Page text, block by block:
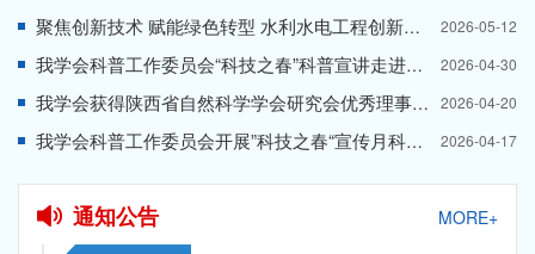
聚焦创新技术 赋能绿色转型 水利水电工程创新技术发展研讨会在安康成功举办 2026-05-12
我学会科普工作委员会“科技之春”科普宣讲走进西安理工大学附属小学 2026-04-30
我学会获得陕西省自然科学学会研究会优秀理事单位荣誉称号 2026-04-20
我学会科普工作委员会开展”科技之春“宣传月科普宣讲活动 2026-04-17
通知公告
MORE+